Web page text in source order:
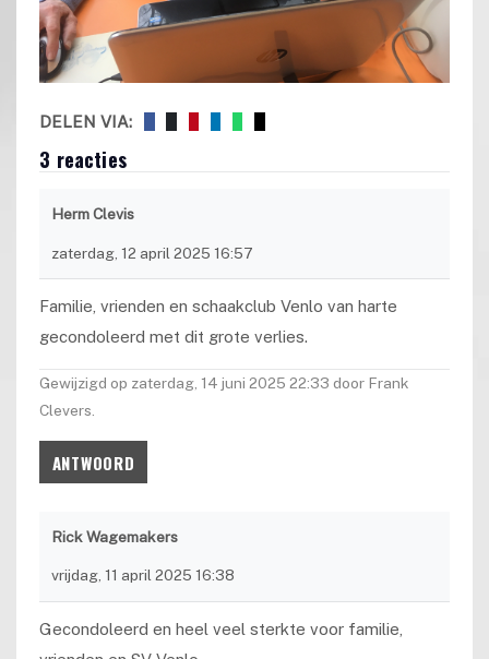
DELEN VIA:
3 reacties
Herm Clevis
zaterdag, 12 april 2025 16:57
Familie, vrienden en schaakclub Venlo van harte
gecondoleerd met dit grote verlies.
Gewijzigd op zaterdag, 14 juni 2025 22:33 door Frank
Clevers.
ANTWOORD
Rick Wagemakers
vrijdag, 11 april 2025 16:38
Gecondoleerd en heel veel sterkte voor familie,